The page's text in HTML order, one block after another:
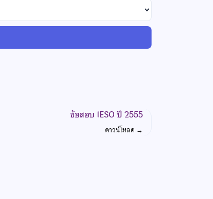
ข้อสอบ IESO ปี 2555
ดาวน์โหลด →